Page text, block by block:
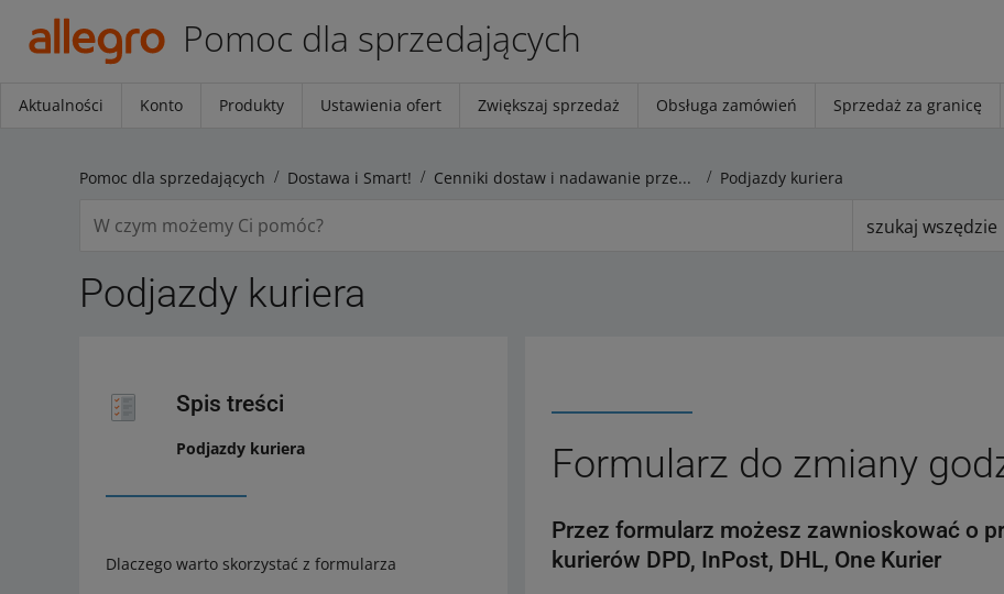
Pomoc dla sprzedających
Aktualności Konto Produkty Ustawienia ofert Zwiększaj sprzedaż Obsługa zamówień Sprzedaż za granicę
Pomoc dla sprzedających Dostawa i Smart! Cenniki dostaw i nadawanie przesyłek Podjazdy kuriera
szukaj wszędzie
Podjazdy kuriera
Spis treści
Podjazdy kuriera
Dlaczego warto skorzystać z formularza
Formularz do zmiany
Przez formularz możesz zawnioskować o
kurierów DPD, InPost, DHL, One Kurier